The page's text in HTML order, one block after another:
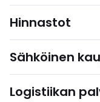
Hinnastot
Sähköinen
Logistiikan